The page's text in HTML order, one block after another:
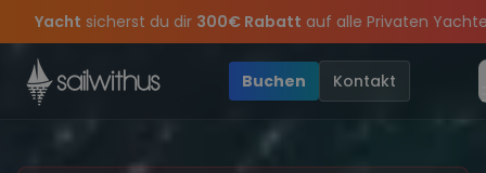
Skip to content
Special : Mit CodeYacht sicherst du dir 300€ Rabatt
Sichere Dir jetztDein Meilenbuch und Deine sailwithus-
keineTörn-Updates, Insider-Tippsund exklusive
Closing Party 2026!Die Saison war legendär – wir feiern
Buchen
Kontakt